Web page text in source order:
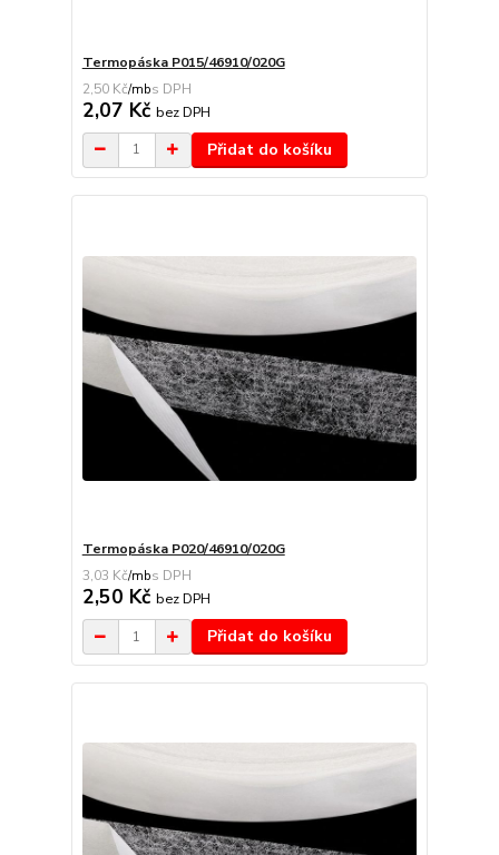
Termopáska P015/46910/020G
2,50 Kč/mb
2,07 Kč bez DPH
Přidat do košíku
Termopáska P020/46910/020G
3,03 Kč/mb
2,50 Kč bez DPH
Přidat do košíku